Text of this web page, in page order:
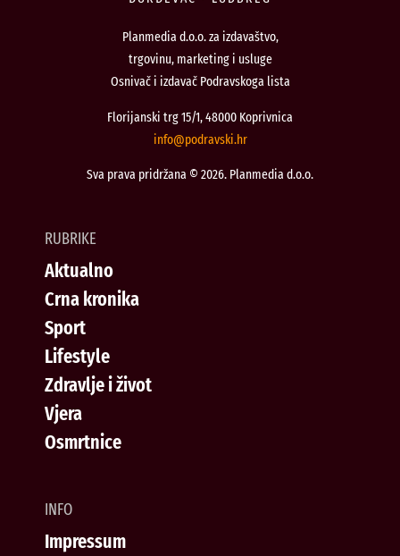
Planmedia d.o.o. za izdavaštvo,
trgovinu, marketing i usluge
Osnivač i izdavač Podravskoga lista
Florijanski trg 15/1, 48000 Koprivnica
rh.iksvardop
@ofni
Sva prava pridržana © 2026. Planmedia d.o.o.
RUBRIKE
Aktualno
Crna kronika
Sport
Lifestyle
Zdravlje i život
Vjera
Osmrtnice
INFO
Impressum